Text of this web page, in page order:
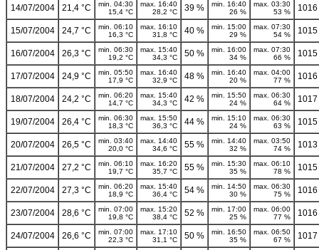
14/07/2004 21,4 °C
min. 04:30
15,4 °C
max. 16:40
28,2 °C
39 %
min. 16:40
26 %
max. 03:30
53 %
15/07/2004 24,7 °C
min. 06:10
16,3 °C
max. 16:10
31,8 °C
40 %
min. 15:00
29 %
max. 07:30
54 %
16/07/2004 26,3 °C
min. 06:30
19,2 °C
max. 15:40
34,3 °C
50 %
min. 16:00
34 %
max. 07:30
66 %
17/07/2004 24,9 °C
min. 05:50
17,9 °C
max. 16:40
32,9 °C
48 %
min. 16:40
20 %
max. 04:00
77 %
18/07/2004 24,2 °C
min. 06:20
14,7 °C
max. 15:40
34,3 °C
42 %
min. 15:50
24 %
max. 06:30
64 %
19/07/2004 26,4 °C
min. 06:30
18,3 °C
max. 15:50
36,3 °C
44 %
min. 15:10
24 %
max. 06:30
63 %
20/07/2004 26,5 °C
min. 03:40
20,0 °C
max. 14:40
34,6 °C
55 %
min. 14:40
32 %
max. 03:50
74 %
21/07/2004 27,2 °C
min. 06:10
19,7 °C
max. 16:20
35,7 °C
55 %
min. 15:30
35 %
max. 06:10
78 %
22/07/2004 27,3 °C
min. 06:20
18,9 °C
max. 15:40
36,4 °C
54 %
min. 14:50
30 %
max. 06:30
75 %
23/07/2004 28,6 °C
min. 07:00
19,8 °C
max. 15:20
38,4 °C
52 %
min. 17:00
25 %
max. 06:00
77 %
24/07/2004 26,6 °C
min. 07:00
22,3 °C
max. 17:10
31,1 °C
50 %
min. 16:50
35 %
max. 06:50
67 %